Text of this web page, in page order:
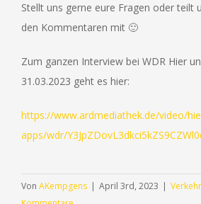
Stellt uns gerne eure Fragen oder teilt
den Kommentaren mit 🙂
Zum ganzen Interview bei WDR Hier
31.03.2023 geht es hier:
https://www.ardmediathek.de/video/
apps/wdr/
Von AKempgens | April 3rd, 2023 |